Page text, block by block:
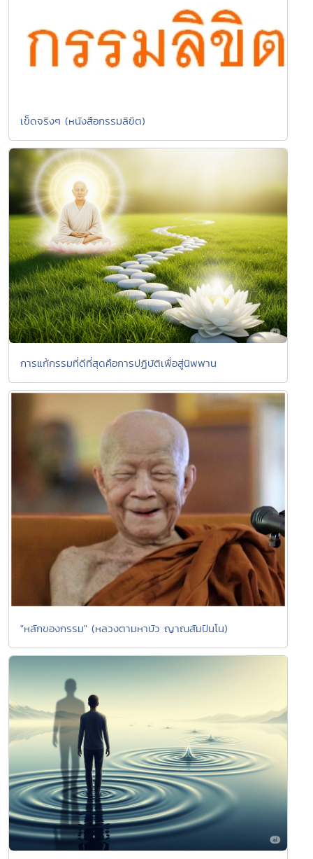
เข็ดจริงๆ (หนังสือกรรมลิขิต)
การแก้กรรมที่ดีที่สุดคือการปฏิบัติเพื่อสู่นิพพาน
"หลักของกรรม" (หลวงตามหาบัว ญาณสัมปันโน)